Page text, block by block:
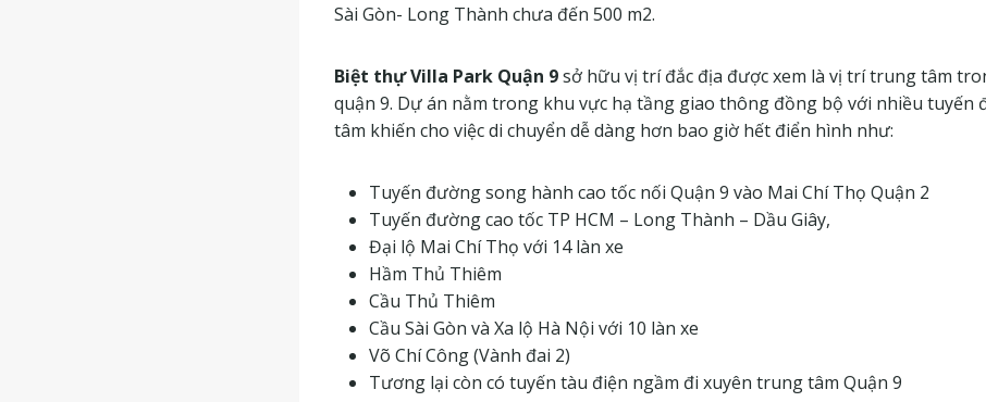
Sài Gòn- Long Thành chưa đến 500 m2.
Biệt thự Villa Park Quận 9sở hữu vị trí đắc địa được xem là vị trí trung tâm
quận 9. Dự án nằm trong khu vực hạ tầng giao thông đồng bộ với nhiều tuyến
tâm khiến cho việc di chuyển dễ dàng hơn bao giờ hết điển hình như:
Tuyến đường song hành cao tốc nối Quận 9 vào Mai Chí Thọ Quận 2
Tuyến đường cao tốc TP HCM – Long Thành – Dầu Giây,
Đại lộ Mai Chí Thọ với 14 làn xe
Hầm Thủ Thiêm
Cầu Thủ Thiêm
Cầu Sài Gòn và Xa lộ Hà Nội với 10 làn xe
Võ Chí Công (Vành đai 2)
Tương lại còn có tuyến tàu điện ngầm đi xuyên trung tâm Quận 9